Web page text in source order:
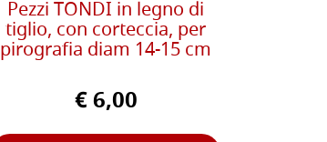
Pezzi TONDI in legno di
tiglio, con corteccia, per
pirografia diam 14-15 cm
€ 6,00